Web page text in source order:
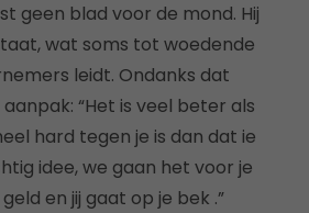
geen blad voor de mond. Hij
wat soms tot woedende
leidt. Ondanks dat
“Het is veel beter als
hard tegen je is dan dat ie
idee, we gaan het voor je
en jij gaat op je bek .”